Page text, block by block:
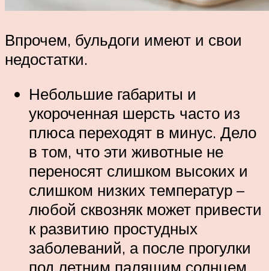
Впрочем, бульдоги имеют и свои
недостатки.
Небольшие габариты и
укороченная шерсть часто из
плюса переходят в минус. Дело
в том, что эти животные не
переносят слишком высоких и
слишком низких температур –
любой сквозняк может привести
к развитию простудных
заболеваний, а после прогулки
под летним палящим солнцем